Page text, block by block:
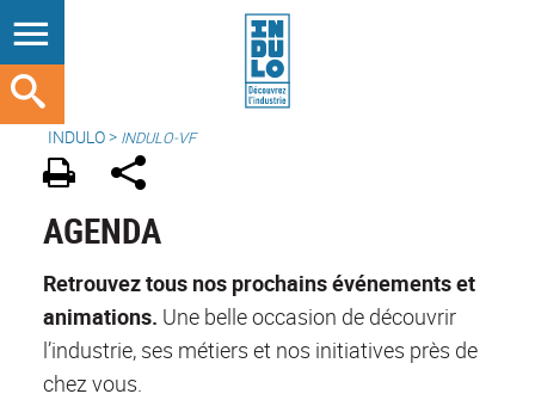
INDULO> INDULO-VF
AGENDA
Retrouvez tous nos prochains événements et
animations. Une belle occasion de découvrir
l’industrie, ses métiers et nos initiatives près de
chez vous.